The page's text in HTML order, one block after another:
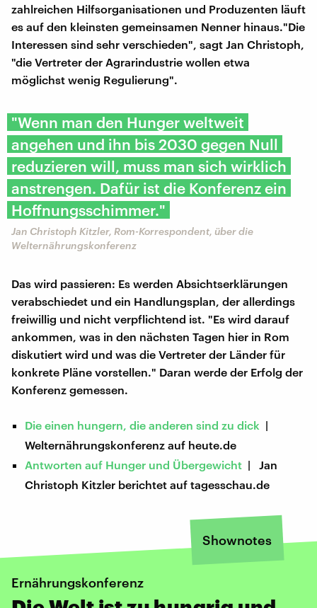
zahlreichen Hilfsorganisationen und Produzenten läuft
es auf den kleinsten gemeinsamen Nenner hinaus."Die
Interessen sind sehr verschieden", sagt Jan Christoph,
"die Vertreter der Agrarindustrie wollen etwa
möglichst wenig Regulierung".
"Wenn man den Hunger weltweit
angehen und ihn bis 2030 gegen Null
reduzieren will, muss man sich wirklich
anstrengen. Dafür ist die Konferenz ein
Hoffnungsschimmer."
Jan Christoph Kitzler, Rom-Korrespondent, über die
Welternährungskonferenz
Das wird passieren: Es werden Absichtserklärungen
verabschiedet und ein Handlungsplan, der allerdings
freiwillig und nicht verpflichtend ist. "Es wird darauf
ankommen, was in den nächsten Tagen hier in Rom
diskutiert wird und was die Vertreter der Länder für
konkrete Pläne vorstellen." Daran werde der Erfolg der
Konferenz gemessen.
Die einen hungern, die anderen sind zu dick |
Welternährungskonferenz auf heute.de
Antworten auf Hunger und Übergewicht | Jan
Christoph Kitzler berichtet auf tagesschau.de
Shownotes
Ernährungskonferenz